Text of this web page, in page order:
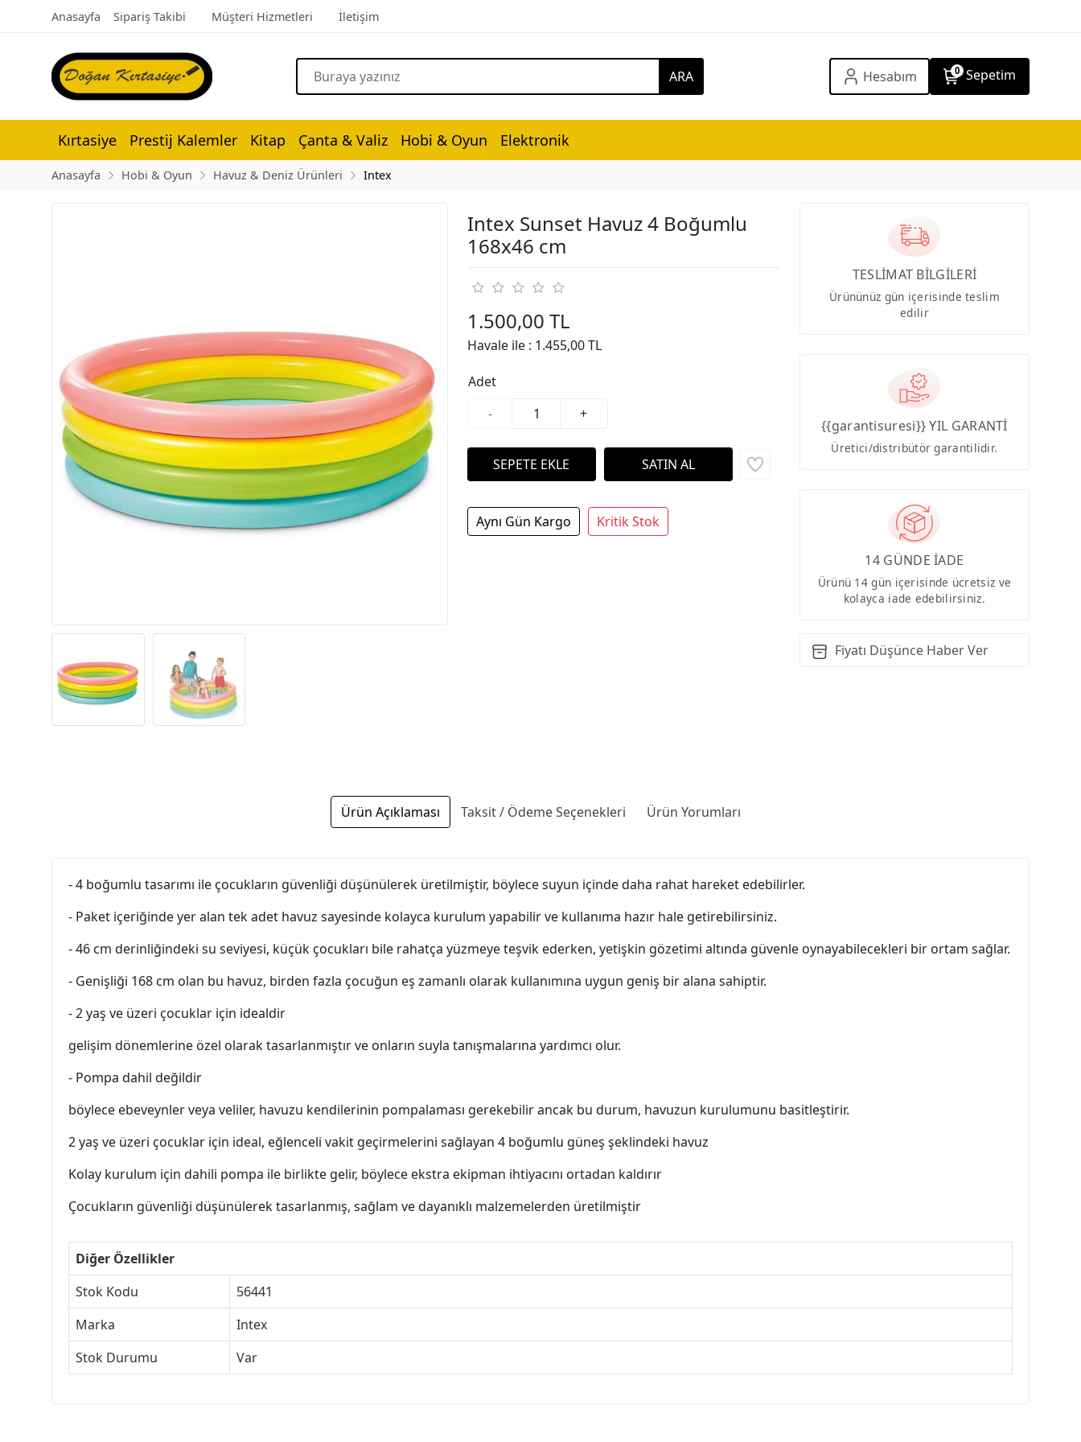
Anasayfa Sipariş Takibi Müşteri Hizmetleri İletişim
ARA Hesabım 0 Sepetim
Kırtasiye Prestij Kalemler Kitap Çanta & Valiz Hobi & Oyun Elektronik
Anasayfa Hobi & Oyun Havuz & Deniz Ürünleri Intex
Intex Sunset Havuz 4 Boğumlu
168x46 cm
1.500,00 TL
Havale ile : 1.455,00 TL
Adet
-
+
Aynı Gün Kargo Kritik Stok
TESLİMAT BİLGİLERİ
Ürününüz gün içerisinde teslim
edilir
{{garantisuresi}} YIL GARANTİ
Üretici/distribütör garantilidir.
14 GÜNDE İADE
Ürünü 14 gün içerisinde ücretsiz ve
kolayca iade edebilirsiniz.
Fiyatı Düşünce Haber Ver
Ürün Açıklaması Taksit / Ödeme Seçenekleri Ürün Yorumları
- 4 boğumlu tasarımı ile çocukların güvenliği düşünülerek üretilmiştir, böylece suyun içinde daha rahat hareket edebilirler.
- Paket içeriğinde yer alan tek adet havuz sayesinde kolayca kurulum yapabilir ve kullanıma hazır hale getirebilirsiniz.
- 46 cm derinliğindeki su seviyesi, küçük çocukları bile rahatça yüzmeye teşvik ederken, yetişkin gözetimi altında güvenle oynayabilecekleri bir ortam sağlar.
- Genişliği 168 cm olan bu havuz, birden fazla çocuğun eş zamanlı olarak kullanımına uygun geniş bir alana sahiptir.
- 2 yaş ve üzeri çocuklar için idealdir
gelişim dönemlerine özel olarak tasarlanmıştır ve onların suyla tanışmalarına yardımcı olur.
- Pompa dahil değildir
böylece ebeveynler veya veliler, havuzu kendilerinin pompalaması gerekebilir ancak bu durum, havuzun kurulumunu basitleştirir.
2 yaş ve üzeri çocuklar için ideal, eğlenceli vakit geçirmelerini sağlayan 4 boğumlu güneş şeklindeki havuz
Kolay kurulum için dahili pompa ile birlikte gelir, böylece ekstra ekipman ihtiyacını ortadan kaldırır
Çocukların güvenliği düşünülerek tasarlanmış, sağlam ve dayanıklı malzemelerden üretilmiştir
Diğer Özellikler
Stok Kodu
56441
Marka
Intex
Stok Durumu
Var